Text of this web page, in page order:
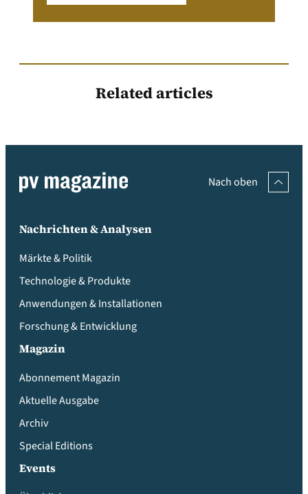
Related articles
Nach oben
Nachrichten & Analysen
Märkte & Politik
Technologie & Produkte
Anwendungen & Installationen
Forschung & Entwicklung
Magazin
Abonnement Magazin
Aktuelle Ausgabe
Archiv
Special Editions
Events